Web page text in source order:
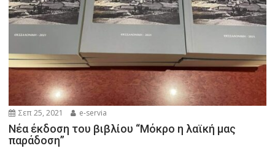
Σεπ 25, 2021 e-servia
Νέα έκδοση του βιβλίου “Μόκρο η λαϊκή μας
παράδοση”